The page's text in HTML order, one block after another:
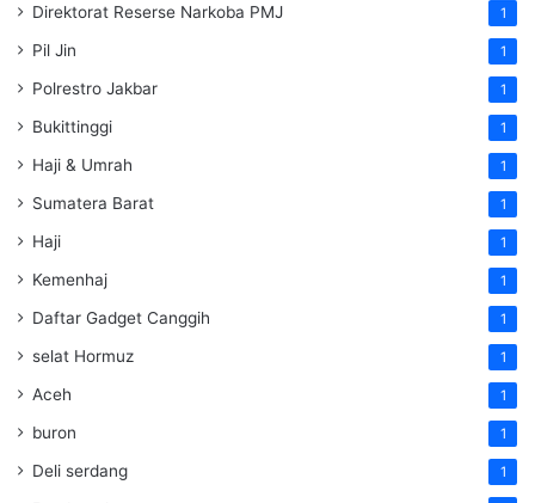
Direktorat Reserse Narkoba PMJ 1
Pil Jin 1
Polrestro Jakbar 1
Bukittinggi 1
Haji & Umrah 1
Sumatera Barat 1
Haji 1
Kemenhaj 1
Daftar Gadget Canggih 1
selat Hormuz 1
Aceh 1
buron 1
Deli serdang 1